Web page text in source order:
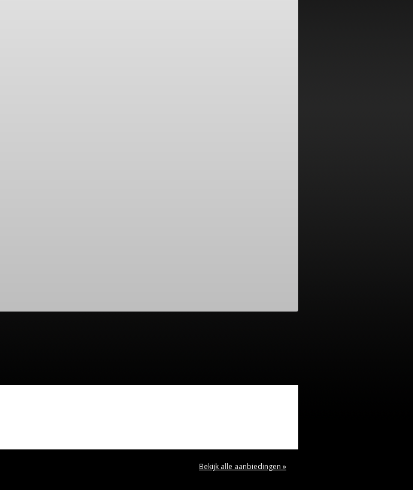
Bekijk alle aanbiedingen »